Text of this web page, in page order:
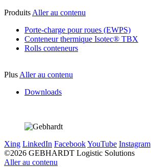
Produits Aller au contenu
Porte-charge pour roues (EWPS)
Conteneur thermique Isotec® TBX
Rolls conteneurs
Plus Aller au contenu
Downloads
Xing LinkedIn FacebookYouTube Instagram
©2026 GEBHARDT Logistic Solutions
Aller au contenu